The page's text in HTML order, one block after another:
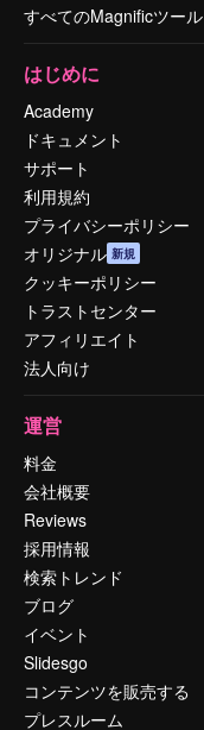
すべてのMagnificツール
はじめに
Academy
ドキュメント
サポート
利用規約
プライバシーポリシー
オリジナル 新規
クッキーポリシー
トラストセンター
アフィリエイト
法人向け
運営
料金
会社概要
Reviews
採用情報
検索トレンド
ブログ
イベント
Slidesgo
コンテンツを販売する
プレスルーム